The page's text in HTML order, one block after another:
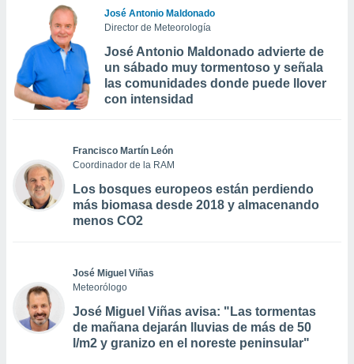
José Antonio Maldonado
Director de Meteorología
José Antonio Maldonado advierte de
un sábado muy tormentoso y señala
las comunidades donde puede llover
con intensidad
Francisco Martín León
Coordinador de la RAM
Los bosques europeos están perdiendo
más biomasa desde 2018 y almacenando
menos CO2
José Miguel Viñas
Meteorólogo
José Miguel Viñas avisa: "Las tormentas
de mañana dejarán lluvias de más de 50
l/m2 y granizo en el noreste peninsular"